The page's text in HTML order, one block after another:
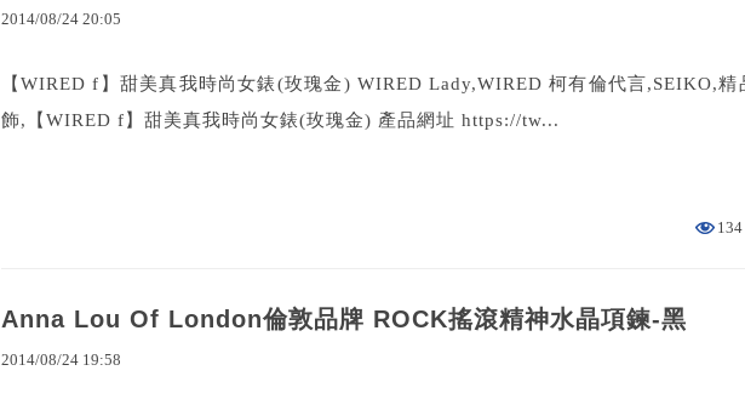
2014/08/24 20:05
【WIRED f】甜美真我時尚女錶(玫瑰金) WIRED Lady,WIRED 柯有倫代言,SEIKO,精
飾,【WIRED f】甜美真我時尚女錶(玫瑰金) 產品網址 https://tw...
134
Anna Lou Of London倫敦品牌 ROCK搖滾精神水晶項鍊-黑
2014/08/24 19:58